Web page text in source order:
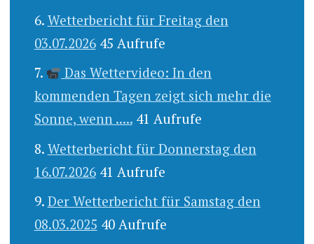
Wetterbericht für Freitag den
03.07.2026 45 Aufrufe
Das Wettervideo: In den
kommenden Tagen zeigt sich mehr die
Sonne, wenn ..... 41 Aufrufe
Wetterbericht für Donnerstag den
16.07.2026 41 Aufrufe
Der Wetterbericht für Samstag den
08.03.2025 40 Aufrufe